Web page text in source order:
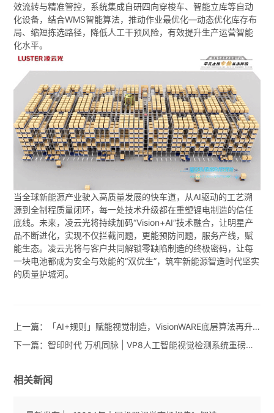
效流转与精准管控，系统集成自研四向穿梭车、智能立库等自动
化设备，结合WMS智能算法，推动作业最优化—动态优化库存布
局、缩短拣选路径，降低人工干预风险，有效提升生产运营智能
化水平。
当全球新能源产业驶入高质量发展的快车道，从AI驱动的工艺溯
源到全制程质量闭环，每一处技术升级都在重塑锂电制造的信任
底线。未来，凌云光将持续加码“Vision+AI”技术融合，让明星产
品不断进化，实现不仅拦截问题，更能预防问题，服务产线，赋
能生态。凌云光将与客户共同解锁零缺陷制造的终极密码，让每
一块电池都成为安全与效能的“双优生”，筑牢新能源智造时代坚实
的质量护城河。
上一篇：
「AI+规则」赋能视觉制造，VisionWARE底层算法再升级！
下一篇：智印时代 万机同脉 | VP8人工智能视觉检测系统重磅发布！
相关新闻